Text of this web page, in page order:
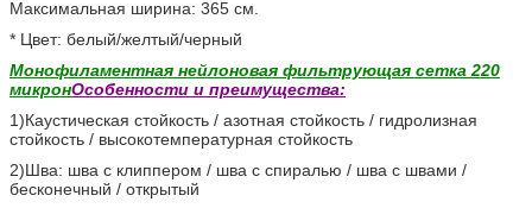
Максимальная ширина: 365 см.
* Цвет: белый/желтый/черный
Монофиламентная нейлоновая фильтрующая сетка 220
микронОсобенности и преимущества:
1)Каустическая стойкость / азотная стойкость / гидролизная
стойкость / высокотемпературная стойкость
2)Шва: шва с клиппером / шва с спиралью / шва с швами /
бесконечный / открытый